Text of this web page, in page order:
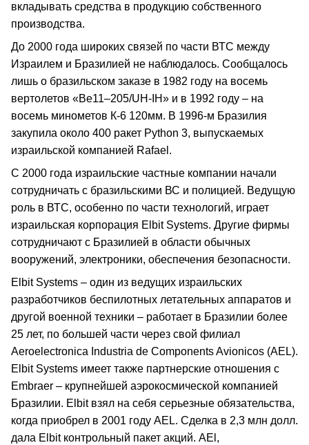
вкладывать средства в продукцию собственного
производства.
До 2000 года широких связей по части ВТС между
Израилем и Бразилией не наблюдалось. Сообщалось
лишь о бразильском заказе в 1982 году на восемь
вертолетов «Ве11–205/UH-IH» и в 1992 году – на
восемь минометов К-6 120мм. В 1996-м Бразилия
закупила около 400 ракет Python 3, выпускаемых
израильской компанией Rafael.
С 2000 года израильские частные компании начали
сотрудничать с бразильскими ВС и полицией. Ведущую
роль в ВТС, особенно по части технологий, играет
израильская корпорация Elbit Systems. Другие фирмы
сотрудничают с Бразилией в области обычных
вооружений, электроники, обеспечения безопасности.
Elbit Systems – один из ведущих израильских
разработчиков беспилотных летательных аппаратов и
другой военной техники – работает в Бразилии более
25 лет, по большей части через свой филиал
Aeroelectronica Industria de Components Avionicos (AEL).
Elbit Systems имеет также партнерские отношения с
Embraer – крупнейшей аэрокосмической компанией
Бразилии. Elbit взял на себя серьезные обязательства,
когда приобрел в 2001 году AEL. Сделка в 2,3 млн долл.
дала Elbit контрольный пакет акций. AEl,